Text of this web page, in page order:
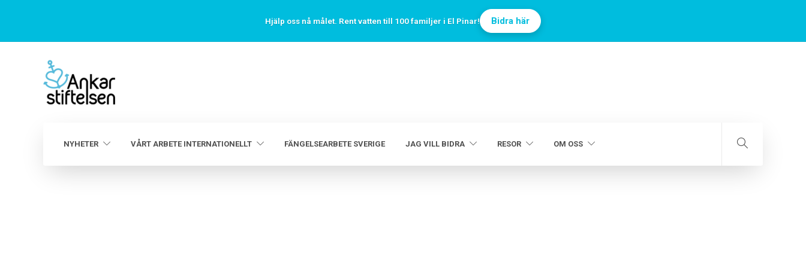
Hjälp oss nå målet. Rent vatten till 100 familjer i El Pinar! Bidra här
NYHETER VÅRT ARBETE INTERNATIONELLT FÄNGELSEARBETE SVERIGE JAG VILL BIDRA RESOR OM OSS